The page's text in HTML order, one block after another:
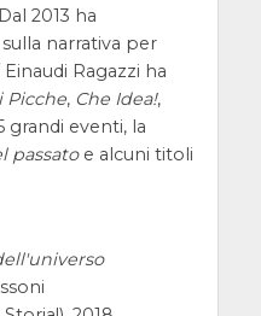
2013 ha
narrativa per
Ragazzi ha
Picche, Che Idea!,
grandi eventi, la
passatoe alcuni titoli